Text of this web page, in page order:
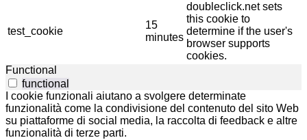
test_cookie
15
minutes
doubleclick.net sets
this cookie to
determine if the user's
browser supports
cookies.
Functional
functional
I cookie funzionali aiutano a svolgere determinate
funzionalità come la condivisione del contenuto del sito Web
su piattaforme di social media, la raccolta di feedback e altre
funzionalità di terze parti.